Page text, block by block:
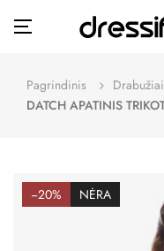
Toggle
navigation
☰
Pagrindinis Drabužiai
DATCH APATINIS
−20% NĖRA